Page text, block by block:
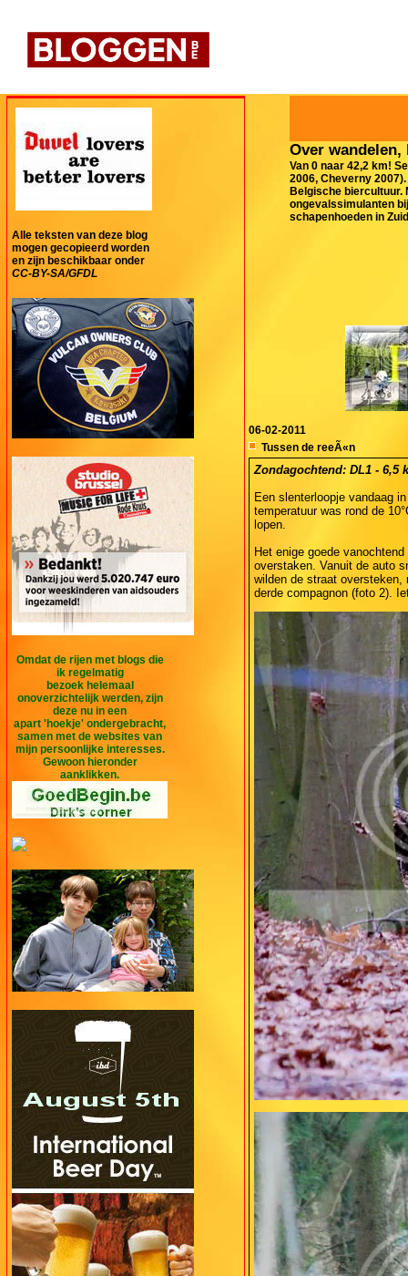
Alle teksten van deze blog
mogen gecopieerd worden
en zijn beschikbaar onder
CC-BY-SA/GFDL
Omdat de rijen met blogs die
ik regelmatig
bezoek helemaal
onoverzichtelijk werden, zijn
deze nu in een
apart 'hoekje' ondergebracht,
samen met de websites van
mijn persoonlijke interesses.
Gewoon hieronder
aanklikken.
Over
Van 0 naar 42,2 km!
2006, Cheverny
Belgische biercultuur.
ongevalssimulanten
schapenhoeden in
06-02-2011
Tussen de reeÃ«n
Zondagochtend: DL1 - 6,5
Een slenterloopje vandaag
temperatuur was rond de
lopen.
Het enige goede
overstaken. Vanuit de auto
wilden de straat oversteken,
derde compagnon (foto 2).